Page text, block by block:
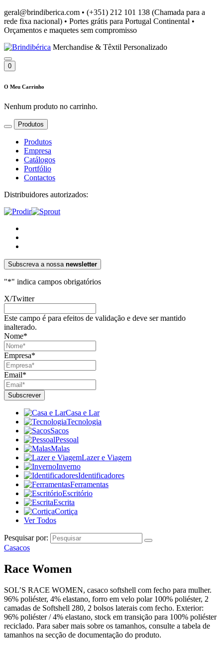
geral@brindiberica.com • (+351) 212 101 138 (Chamada para a
rede fixa nacional) • Portes grátis para Portugal Continental •
Orçamentos e maquetes sem compromisso
Merchandise & Têxtil Personalizado
0
O Meu Carrinho
Nenhum produto no carrinho.
Produtos
Produtos
Empresa
Catálogos
Portfólio
Contactos
Distribuidores autorizados:
Subscreva a nossa newsletter
"*" indica campos obrigatórios
X/Twitter
Este campo é para efeitos de validação e deve ser mantido
inalterado.
Nome*
Empresa*
Email*
Casa e Lar
Tecnologia
Sacos
Pessoal
Malas
Lazer e Viagem
Inverno
Identificadores
Ferramentas
Escritório
Escrita
Cortiça
Ver Todos
Pesquisar por:
Casacos
Race Women
SOL’S RACE WOMEN, casaco softshell com fecho para mulher.
96% poliéster, 4% elastano, forro em velo polar 100% poliéster, 2
camadas de Softshell 280, 2 bolsos laterais com fecho. Exterior:
96% poliéster / 4% elastano, stock em transição para 100% poliéster
reciclado. Para saber mais sobre os tamanhos, consulte a tabela de
tamanhos na secção de documentação do produto.